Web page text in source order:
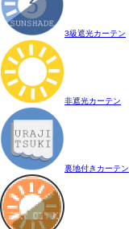
3級遮光カーテン
非遮光カーテン
裏地付きカーテン